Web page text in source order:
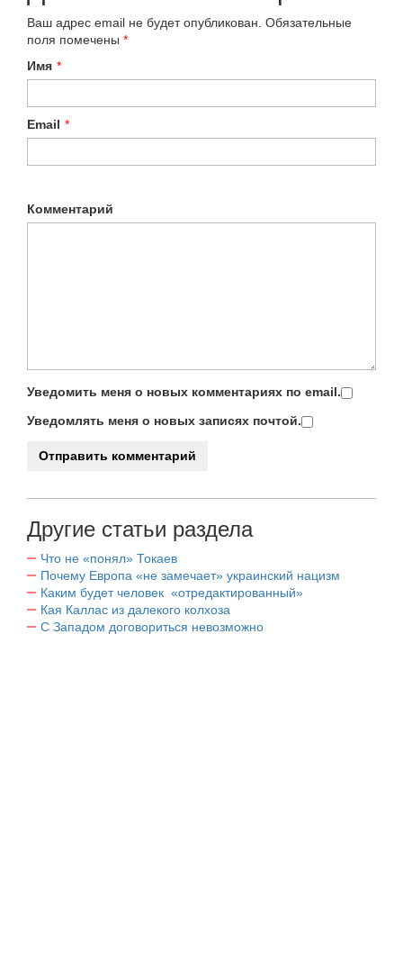
Ваш адрес email не будет опубликован. Обязательные
поля помечены *
Имя *
Email *
Комментарий
Уведомить меня о новых комментариях по email.
Уведомлять меня о новых записях почтой.
Другие статьи раздела
Что не «понял» Токаев
Почему Европа «не замечает» украинский нацизм
Каким будет человек «отредактированный»
Кая Каллас из далекого колхоза
С Западом договориться невозможно